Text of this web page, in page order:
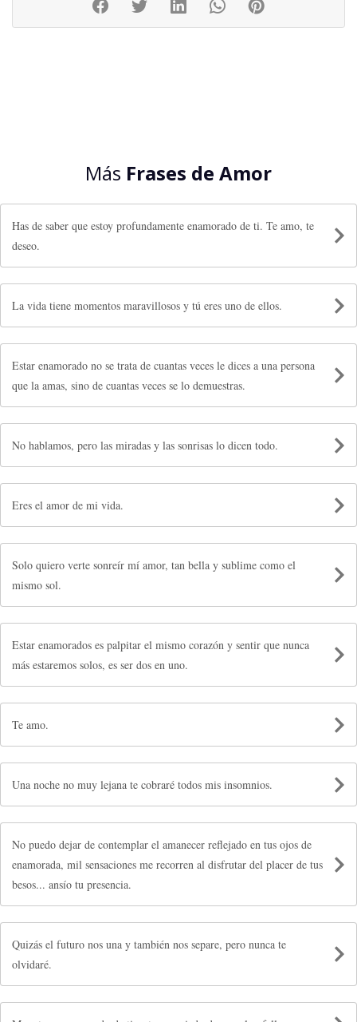
Más Frases de Amor
Has de saber que estoy profundamente enamorado de ti. Te amo, te
deseo.
La vida tiene momentos maravillosos y tú eres uno de ellos.
Estar enamorado no se trata de cuantas veces le dices a una persona
que la amas, sino de cuantas veces se lo demuestras.
No hablamos, pero las miradas y las sonrisas lo dicen todo.
Eres el amor de mi vida.
Solo quiero verte sonreír mí amor, tan bella y sublime como el
mismo sol.
Estar enamorados es palpitar el mismo corazón y sentir que nunca
más estaremos solos, es ser dos en uno.
Te amo.
Una noche no muy lejana te cobraré todos mis insomnios.
No puedo dejar de contemplar el amanecer reflejado en tus ojos de
enamorada, mil sensaciones me recorren al disfrutar del placer de tus
besos... ansío tu presencia.
Quizás el futuro nos una y también nos separe, pero nunca te
olvidaré.